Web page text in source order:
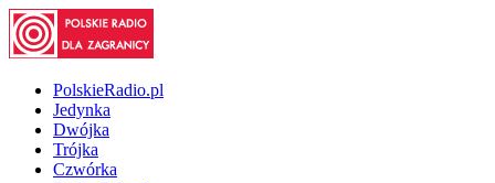
PolskieRadio.pl
Jedynka
Dwójka
Trójka
Czwórka